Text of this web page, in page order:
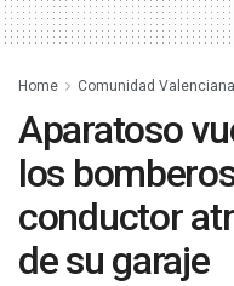
Home Comunidad Valenciana
Aparatoso
los
conductor
de su garaje